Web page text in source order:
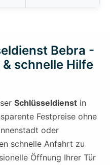
Bebra -
schnelle Hilfe
Schlüsseldienst in
Festpreise ohne
oder
schnelle Anfahrt zu
Öffnung Ihrer Tür